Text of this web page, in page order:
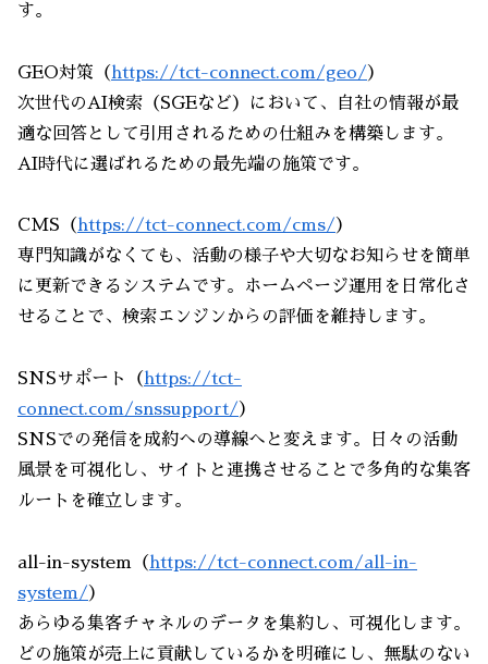
す。
GEO対策（https://tct-connect.com/geo/）
次世代のAI検索（SGEなど）において、自社の情報が最
適な回答として引用されるための仕組みを構築します。
AI時代に選ばれるための最先端の施策です。
CMS（https://tct-connect.com/cms/）
専門知識がなくても、活動の様子や大切なお知らせを簡単
に更新できるシステムです。ホームページ運用を日常化さ
せることで、検索エンジンからの評価を維持します。
SNSサポート（ https://tct-
connect.com/snssupport/）
SNSでの発信を成約への導線へと変えます。日々の活動
風景を可視化し、サイトと連携させることで多角的な集客
ルートを確立します。
all-in-system（ https://tct-connect.com/all-in-
system/）
あらゆる集客チャネルのデータを集約し、可視化します。
どの施策が売上に貢献しているかを明確にし、無駄のない